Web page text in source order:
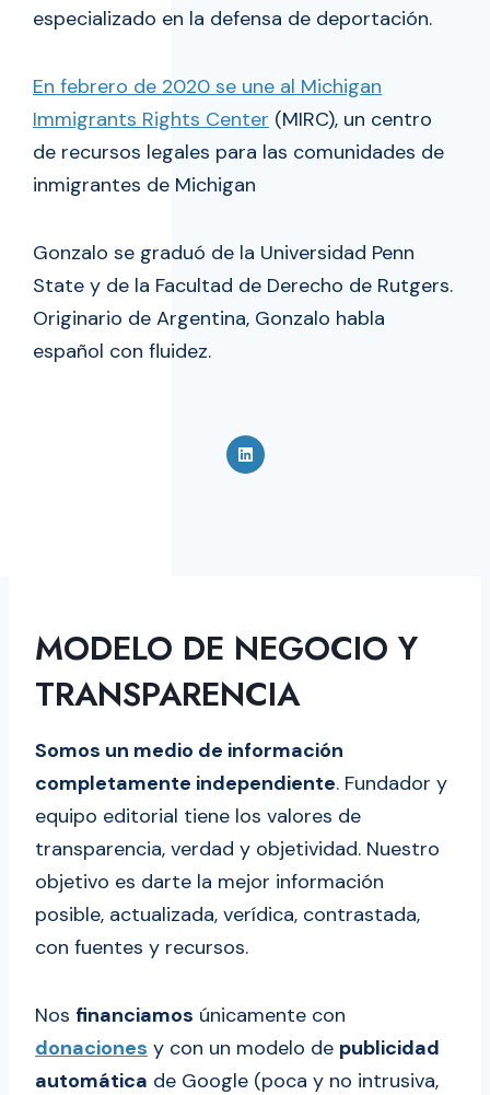
especializado en la defensa de deportación.
En febrero de 2020 se une al Michigan
Immigrants Rights Center (MIRC), un centro
de recursos legales para las comunidades de
inmigrantes de Michigan
Gonzalo se graduó de la Universidad Penn
State y de la Facultad de Derecho de Rutgers.
Originario de Argentina, Gonzalo habla
español con fluidez.
MODELO DE NEGOCIO Y
TRANSPARENCIA
Somos un medio de información
completamente independiente. Fundador y
equipo editorial tiene los valores de
transparencia, verdad y objetividad. Nuestro
objetivo es darte la mejor información
posible, actualizada, verídica, contrastada,
con fuentes y recursos.
Nos financiamos únicamente con
donaciones y con un modelo de publicidad
automática de Google (poca y no intrusiva,